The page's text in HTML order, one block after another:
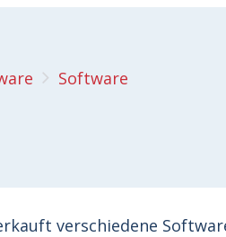
Software
verschiedene